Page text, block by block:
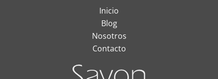
Inicio
Blog
Nosotros
Contacto